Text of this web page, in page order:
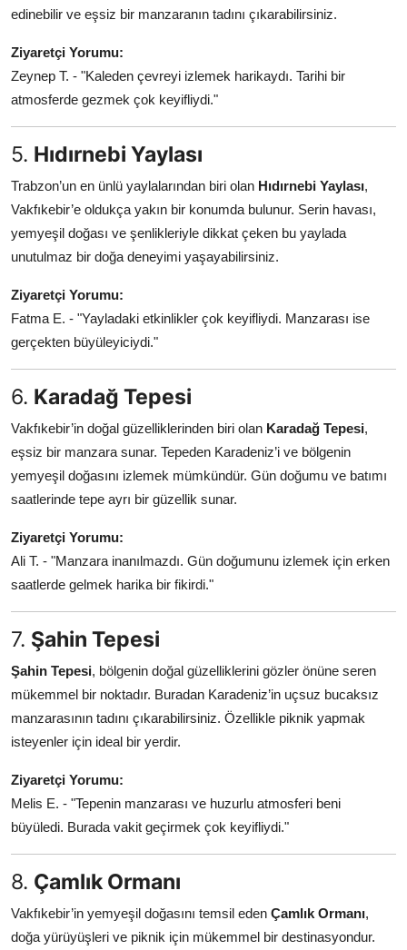
edinebilir ve eşsiz bir manzaranın tadını çıkarabilirsiniz.
Ziyaretçi Yorumu:
Zeynep T. - "Kaleden çevreyi izlemek harikaydı. Tarihi bir
atmosferde gezmek çok keyifliydi."
5. Hıdırnebi Yaylası
Trabzon’un en ünlü yaylalarından biri olan Hıdırnebi Yaylası,
Vakfıkebir’e oldukça yakın bir konumda bulunur. Serin havası,
yemyeşil doğası ve şenlikleriyle dikkat çeken bu yaylada
unutulmaz bir doğa deneyimi yaşayabilirsiniz.
Ziyaretçi Yorumu:
Fatma E. - "Yayladaki etkinlikler çok keyifliydi. Manzarası ise
gerçekten büyüleyiciydi."
6. Karadağ Tepesi
Vakfıkebir’in doğal güzelliklerinden biri olan Karadağ Tepesi,
eşsiz bir manzara sunar. Tepeden Karadeniz’i ve bölgenin
yemyeşil doğasını izlemek mümkündür. Gün doğumu ve batımı
saatlerinde tepe ayrı bir güzellik sunar.
Ziyaretçi Yorumu:
Ali T. - "Manzara inanılmazdı. Gün doğumunu izlemek için erken
saatlerde gelmek harika bir fikirdi."
7. Şahin Tepesi
Şahin Tepesi, bölgenin doğal güzelliklerini gözler önüne seren
mükemmel bir noktadır. Buradan Karadeniz’in uçsuz bucaksız
manzarasının tadını çıkarabilirsiniz. Özellikle piknik yapmak
isteyenler için ideal bir yerdir.
Ziyaretçi Yorumu:
Melis E. - "Tepenin manzarası ve huzurlu atmosferi beni
büyüledi. Burada vakit geçirmek çok keyifliydi."
8. Çamlık Ormanı
Vakfıkebir’in yemyeşil doğasını temsil eden Çamlık Ormanı,
doğa yürüyüşleri ve piknik için mükemmel bir destinasyondur.